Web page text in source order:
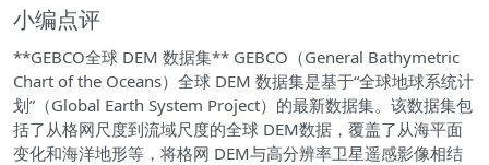
小编点评
**GEBCO全球 DEM 数据集** GEBCO（General Bathymetric
Chart of the Oceans）全球 DEM 数据集是基于“全球地球系统计
划”（Global Earth System Project）的最新数据集。该数据集包
括了从格网尺度到流域尺度的全球 DEM数据，覆盖了从海平面
变化和海洋地形等，将格网 DEM与高分辨率卫星遥感影像相结